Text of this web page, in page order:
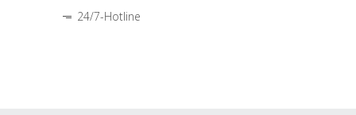
24/7-Hotline